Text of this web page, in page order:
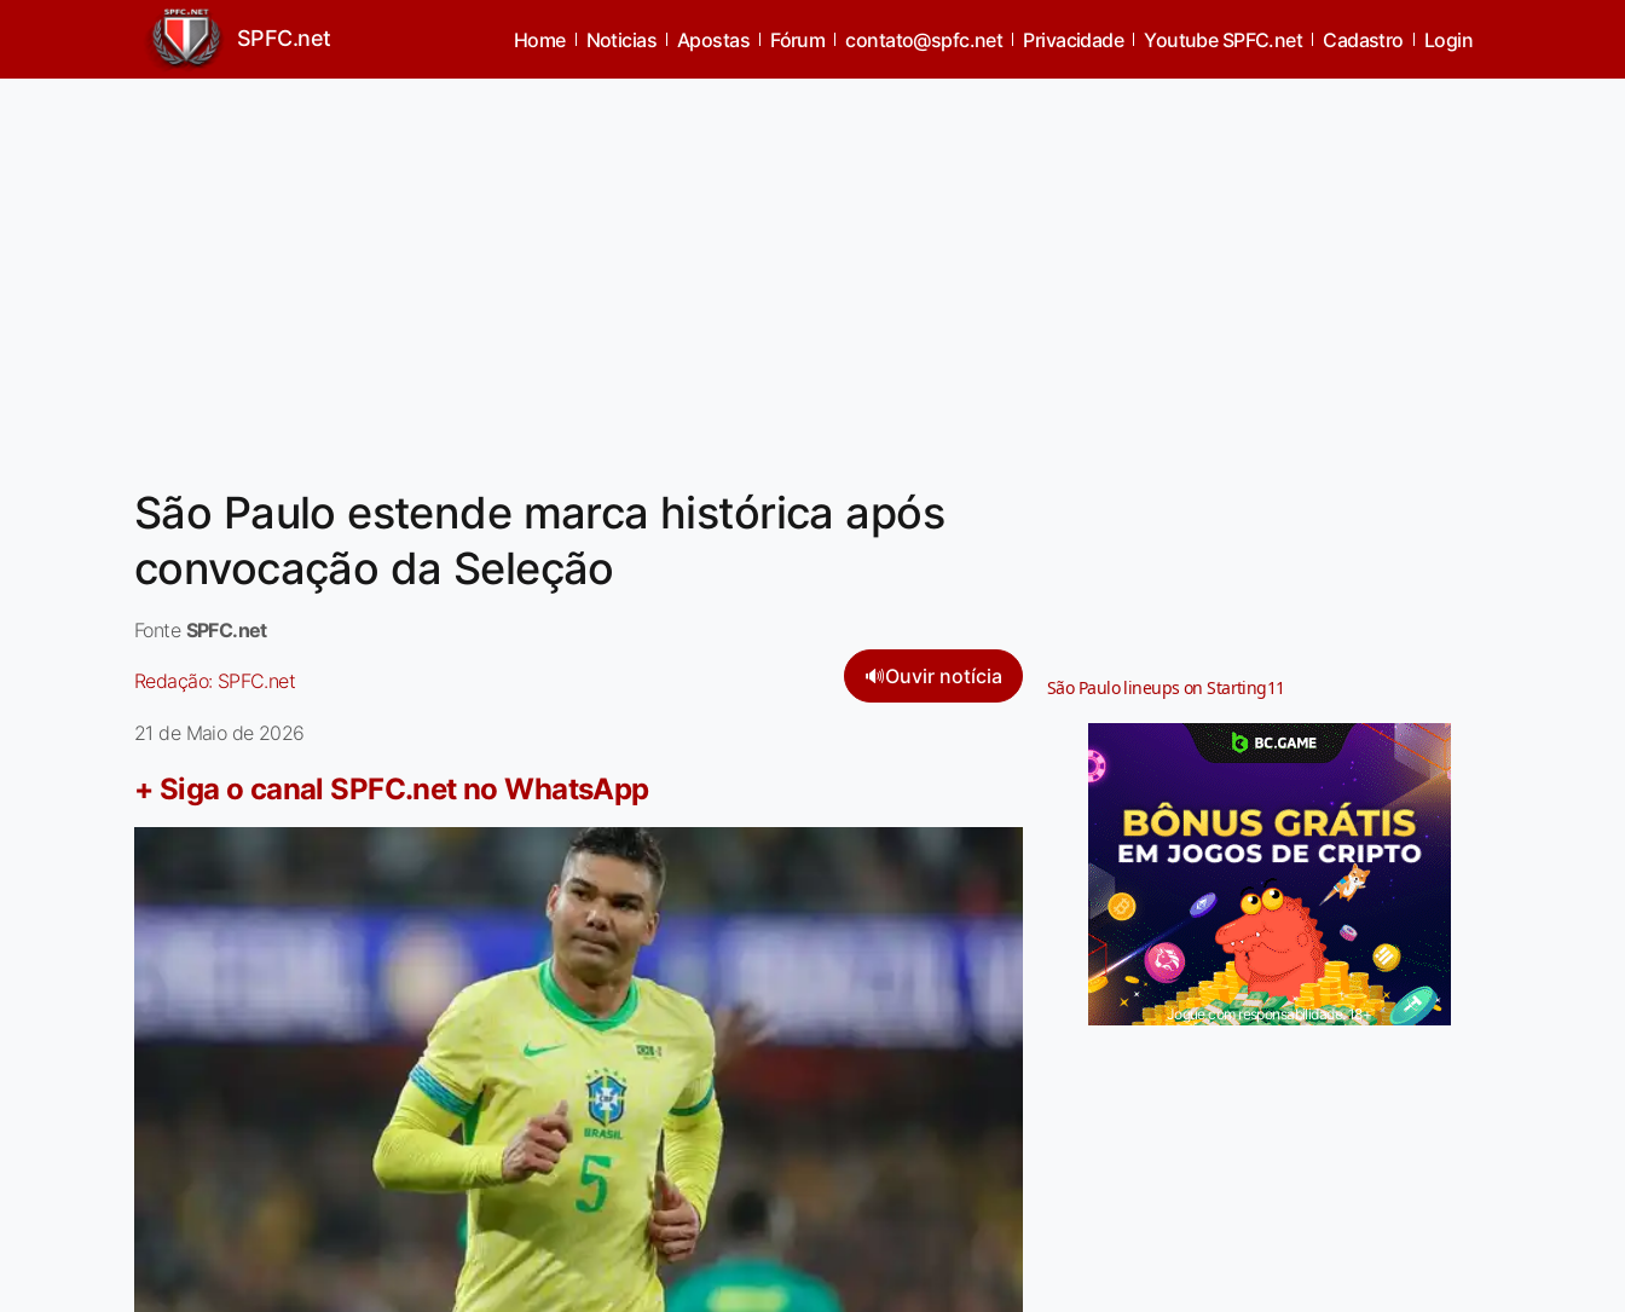
SPFC.net Home Noticias Apostas Fórum contato@spfc.net Privacidade Youtube SPFC.net Cadastro Login
São Paulo estende marca histórica após
convocação da Seleção
Fonte SPFC.net
Redação: SPFC.net 🔊Ouvir notícia
21 de Maio de 2026
+ Siga o canal SPFC.net no WhatsApp
São Paulo lineups on Starting11
Jogue com responsabilidade. 18+